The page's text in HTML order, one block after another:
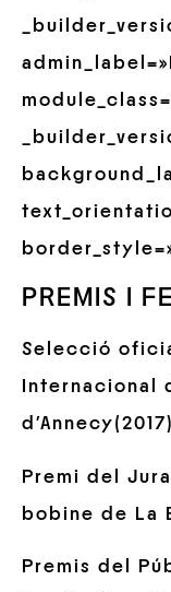
PREMIS I
Selecció
Internacional
d’Annecy(2017)
Premi del
bobine de La
Premis del